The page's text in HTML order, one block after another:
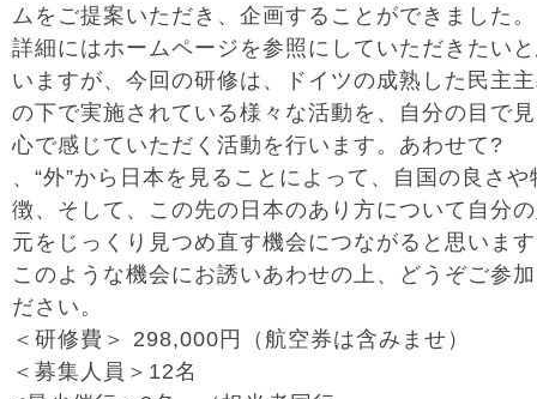
ムをご提案いただき、企画することができました。
詳細にはホームページを参照にしていただきたい
いますが、今回の研修は、ドイツの成熟した民主
の下で実施されている様々な活動を、自分の目で
心で感じていただく活動を行います。あわせて?
、“外”から日本を見ることによって、自国の良さや
徴、そして、この先の日本のあり方について自分
元をじっくり見つめ直す機会につながると思いま
このような機会にお誘いあわせの上、どうぞご参
ださい。
＜研修費＞ 298,000円（航空券は含みませ）
＜募集人員＞12名